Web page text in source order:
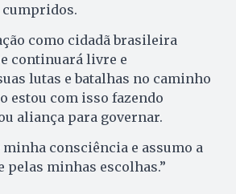
como cidadã brasileira
continuará livre e
lutas e batalhas no caminho
estou com isso fazendo
aliança para governar.
minha consciência e assumo a
pelas minhas escolhas.”